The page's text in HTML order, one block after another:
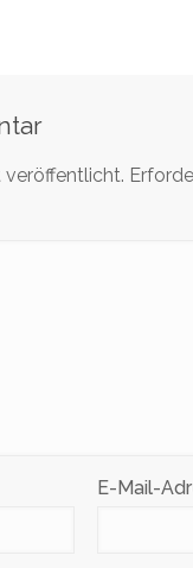
veröffentlicht.
E-Mail-